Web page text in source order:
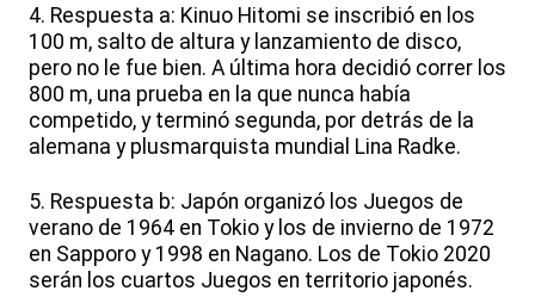
4. Respuesta a: Kinuo Hitomi se inscribió en los
100 m, salto de altura y lanzamiento de disco,
pero no le fue bien. A última hora decidió correr los
800 m, una prueba en la que nunca había
competido, y terminó segunda, por detrás de la
alemana y plusmarquista mundial Lina Radke.
5. Respuesta b: Japón organizó los Juegos de
verano de 1964 en Tokio y los de invierno de 1972
en Sapporo y 1998 en Nagano. Los de Tokio 2020
serán los cuartos Juegos en territorio japonés.